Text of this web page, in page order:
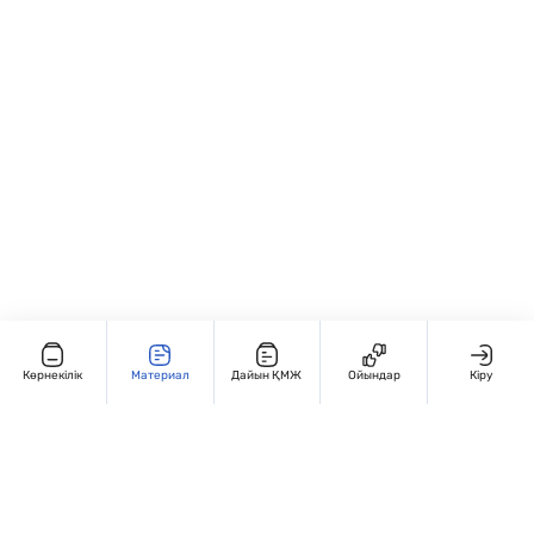
Көрнекілік Материал Дайын ҚМЖ Ойындар Кіру